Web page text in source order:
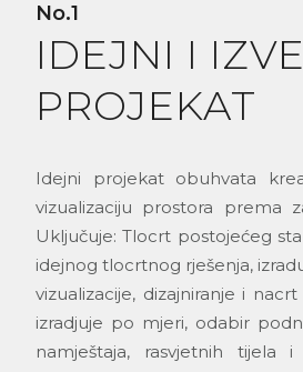
No.1
IDEJNI I
PROJEKAT
Idejni projekat obuhvata
vizualizaciju prostora prema
Uključuje: Tlocrt postojećeg
idejnog tlocrtnog rješenja,
vizualizacije, dizajniranje i
izradjuje po mjeri, odabir
namještaja, rasvjetnih tijela i